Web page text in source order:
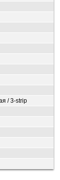
/ 3-strip